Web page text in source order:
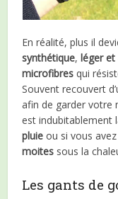
En réalité, plus il
synthétique,léger et
microfibres qui
Souvent recouvert
afin de garder votre
est indubitablement
pluie ou si vous
moites sous la
Les gants de